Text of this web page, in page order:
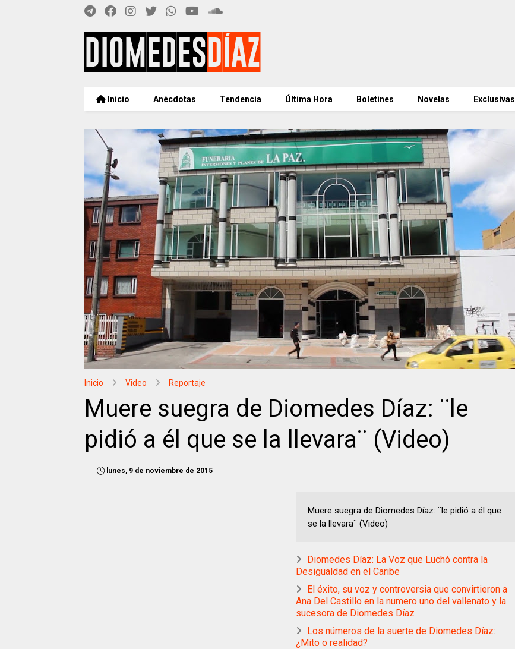
Inicio Anécdotas Tendencia Última Hora Boletines Novelas Exclusivas
Inicio Video Reportaje
Muere suegra de Diomedes Díaz: ¨le
pidió a él que se la llevara¨ (Video)
lunes, 9 de noviembre de 2015
Muere suegra de Diomedes Díaz: ¨le pidió a él que
se la llevara¨ (Video)
Diomedes Díaz: La Voz que Luchó contra la
Desigualdad en el Caribe
El éxito, su voz y controversia que convirtieron a
Ana Del Castillo en la numero uno del vallenato y la
sucesora de Diomedes Díaz
Los números de la suerte de Diomedes Díaz:
¿Mito o realidad?